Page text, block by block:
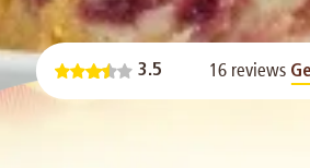
3.5 16 reviews